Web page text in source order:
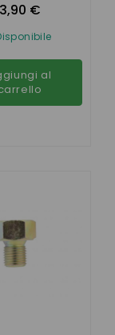
3,90 €
al